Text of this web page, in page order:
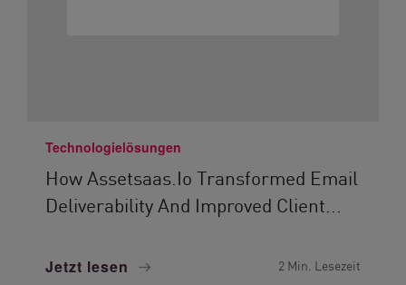
Technologielösungen
How Assetsaas.io Transformed Email
Deliverability And Improved Client...
Jetzt lesen 2 Min. Lesezeit